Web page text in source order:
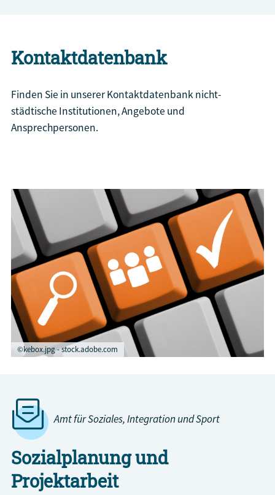
Kontaktdatenbank
Finden Sie in unserer Kontaktdatenbank nicht-
städtische Institutionen, Angebote und
Ansprechpersonen.
©kebox.jpg - stock.adobe.com
Amt für Soziales, Integration und Sport
Sozialplanung und
Projektarbeit